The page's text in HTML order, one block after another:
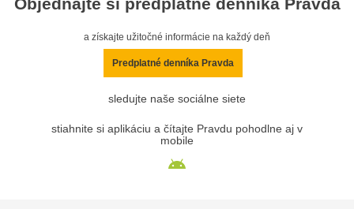
a získajte užitočné informácie na každý deň
Predplatné denníka Pravda
sledujte naše sociálne siete
stiahnite si aplikáciu a čítajte Pravdu pohodlne aj v
mobile